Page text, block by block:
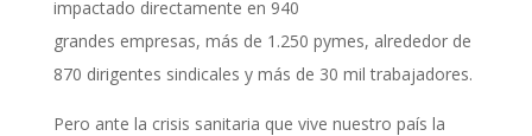
impactado directamente en 940
grandes empresas, más de 1.250 pymes, alrededor de
870 dirigentes sindicales y más de 30 mil trabajadores.
Pero ante la crisis sanitaria que vive nuestro país la